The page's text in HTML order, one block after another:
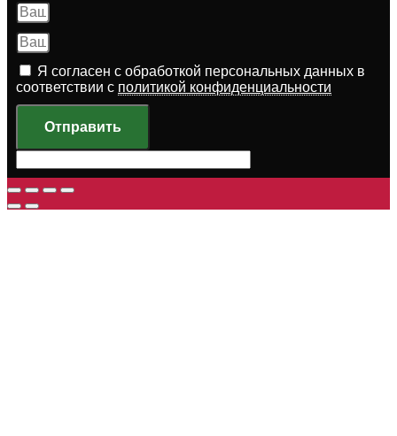
Я согласен с обработкой персональных данных в
соответствии с политикой конфиденциальности
Отправить